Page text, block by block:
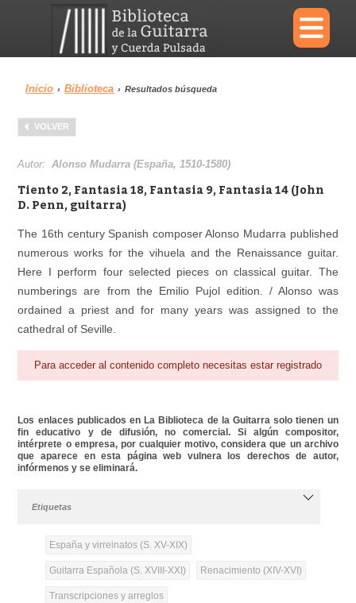
×
Menu
Biblioteca Diccionario
Área personal Reproductor
Inicio › Biblioteca › Resultados búsqueda
VOLVER
Autor:Alonso Mudarra (España, 1510-1580)
Tiento 2, Fantasia 18, Fantasia 9, Fantasia 14 (John
D. Penn, guitarra)
The 16th century Spanish composer Alonso Mudarra published
numerous works for the vihuela and the Renaissance guitar.
Here I perform four selected pieces on classical guitar. The
numberings are from the Emilio Pujol edition. / Alonso was
ordained a priest and for many years was assigned to the
cathedral of Seville.
Para acceder al contenido completo necesitas estar registrado
Los enlaces publicados en La Biblioteca de la Guitarra solo tienen un
fin educativo y de difusión, no comercial. Si algún compositor,
intérprete o empresa, por cualquier motivo, considera que un archivo
que aparece en esta página web vulnera los derechos de autor,
infórmenos y se eliminará.
Etiquetas
España y virreinatos (S. XV-XIX)
Guitarra Española (S. XVIII-XXI) Renacimiento (XIV-XVI)
Transcripciones y arreglos